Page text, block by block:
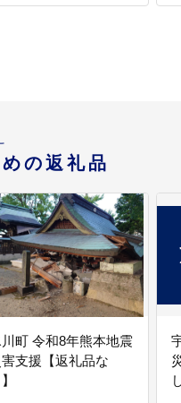
の返礼品
川町 令和8年熊本地震
害支援【返礼品な